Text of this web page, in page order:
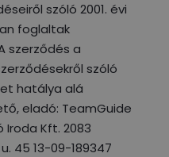
szóló 2001. évi
foglaltak
szerződés a
szóló
hatálya alá
eladó: TeamGuide
Kft. 2083
45 13-09-189347